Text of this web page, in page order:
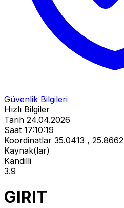
Güvenlik Bilgileri
Hızlı Bilgiler
Tarih 24.04.2026
Saat 17:10:19
Koordinatlar 35.0413 , 25.8662
Kaynak(lar)
Kandilli
3.9
GIRIT